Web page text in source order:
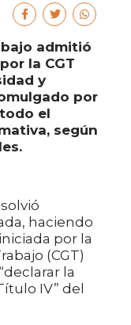
admitió
la CGT
y
por
el
según
haciendo
por la
(CGT)
la
IV” del